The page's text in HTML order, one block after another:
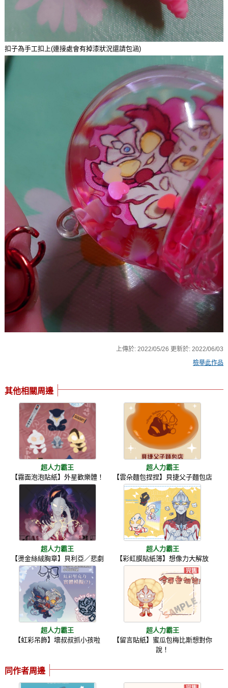
扣子為手工扣上(連接處會有掉漆狀況還請包涵)
上傳於:2022/05/26 更新於:2022/06/03
檢舉此作品
其他相關周邊
超人力霸王
【霧面泡泡貼紙】外星歡樂體！
超人力霸王
【雲朵麵包捏捏】貝捷父子麵包店
超人力霸王
【燙金絲絨胸章】貝利亞／悲劇
超人力霸王
【彩虹膜貼紙簿】想像力大解放
超人力霸王
【虹彩吊飾】壞叔叔抓小孩啦
超人力霸王
【留言貼紙】蜜瓜包梅比斯想對你
說！
同作者周邊